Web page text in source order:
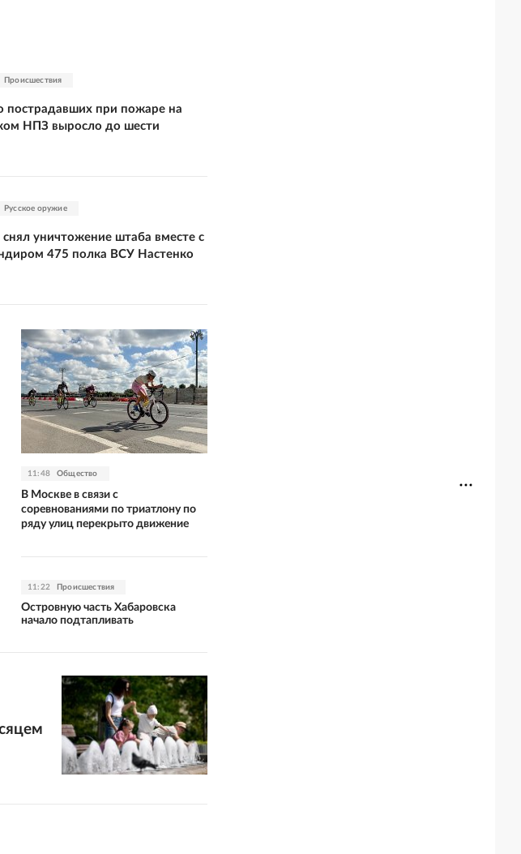
Происшествия
пострадавших при пожаре на
НПЗ выросло до шести
Русское оружие
уничтожение штаба вместе с
475 полка ВСУ Настенко
11:48 Общество
В Москве в связи с
соревнованиями по триатлону по
ряду улиц перекрыто движение
11:22 Происшествия
Островную часть Хабаровска
начало подтапливать